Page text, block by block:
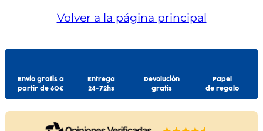
Volver a la página principal
Envío gratis a
partir de 60€
Entrega
24-72hs
Devolución
gratis
Papel
de regalo